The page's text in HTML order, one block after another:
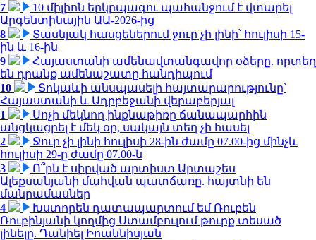
7
10 միլիոն երկրպագու պահանջում է վտարել
Արգենտինային ԱԱ-2026-ից
8
Տասնյակ հասցեներում ջուր չի լինի՝ հուլիսի 15-
ին և 16-ին
9
Հայաստանի ամենավտանգավոր օձերը. որտեղ
են դրանք ամենաշատը հանդիպում
10
Տոկաևի անսպասելի հայտարարությունը՝
Հայաստանի և Ադրբեջանի վերաբերյալ
1
Սոչի մեկնող ինքնաթիռը ճանապարհին
անցկացրել է մեկ օր, սակայն տեղ չի հասել
2
Ջուր չի լինի հուլիսի 28-ին ժամը 07.00-ից մինչև
հուլիսի 29-ը ժամը 07.00-ն
3
Ո՞րն է սիրված արտիստ Արտաշես
Ալեքսանյանի մահվան պատճառը. հայտնի են
մանրամասներ
4
Խստորեն դատապարտում եմ Ռուբեն
Ռուբինյանի կողմից Ստամբուլում թուրք տեսած
լինելը. Դանիել Իոաննիսյան